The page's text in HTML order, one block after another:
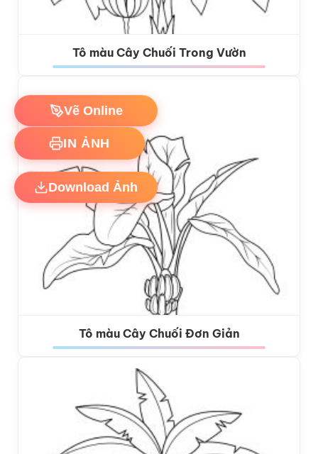
Tô màu Cây Chuối Trong Vườn
Tô màu Cây Chuối Đơn Giản
Vẽ Online
IN ẢNH
Download Ảnh